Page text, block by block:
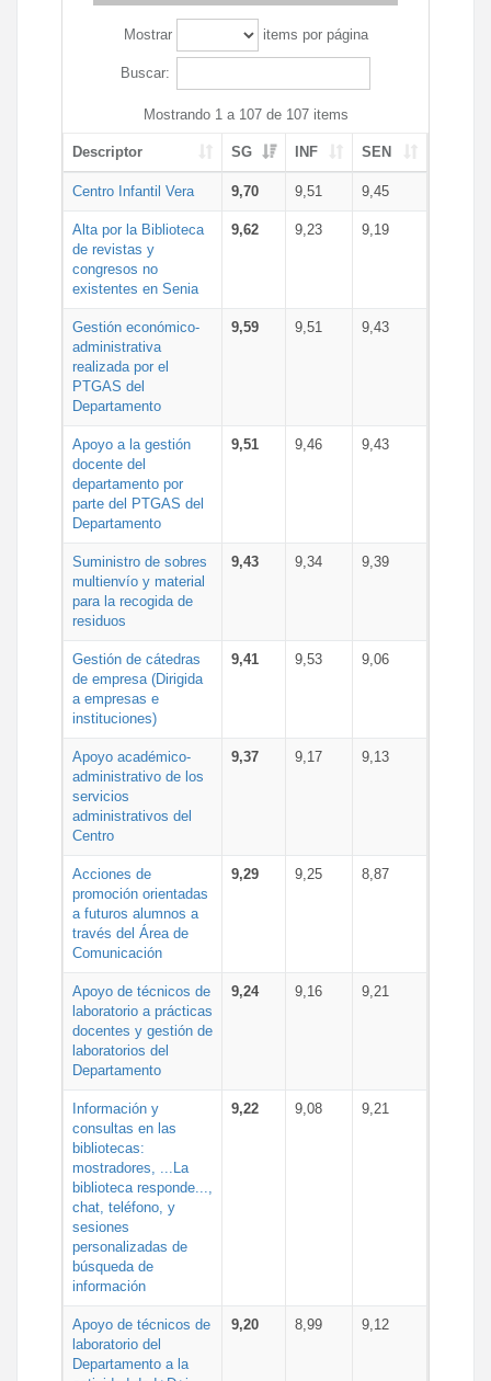
Mostrar items por página
Buscar:
Mostrando 1 a 107 de 107 items
Descriptor SG INF SEN
Centro Infantil Vera 9,70 9,51 9,45
Alta por la Biblioteca
de revistas y
congresos no
existentes en Senia
9,62 9,23 9,19
Gestión económico-
administrativa
realizada por el
PTGAS del
Departamento
9,59 9,51 9,43
Apoyo a la gestión
docente del
departamento por
parte del PTGAS del
Departamento
9,51 9,46 9,43
Suministro de sobres
multienvío y material
para la recogida de
residuos
9,43 9,34 9,39
Gestión de cátedras
de empresa (Dirigida
a empresas e
instituciones)
9,41 9,53 9,06
Apoyo académico-
administrativo de los
servicios
administrativos del
Centro
9,37 9,17 9,13
Acciones de
promoción orientadas
a futuros alumnos a
través del Área de
Comunicación
9,29 9,25 8,87
Apoyo de técnicos de
laboratorio a prácticas
docentes y gestión de
laboratorios del
Departamento
9,24 9,16 9,21
Información y
consultas en las
bibliotecas:
mostradores, ...La
biblioteca responde...,
chat, teléfono, y
sesiones
personalizadas de
búsqueda de
información
9,22 9,08 9,21
Apoyo de técnicos de
laboratorio del
Departamento a la
9,20 8,99 9,12